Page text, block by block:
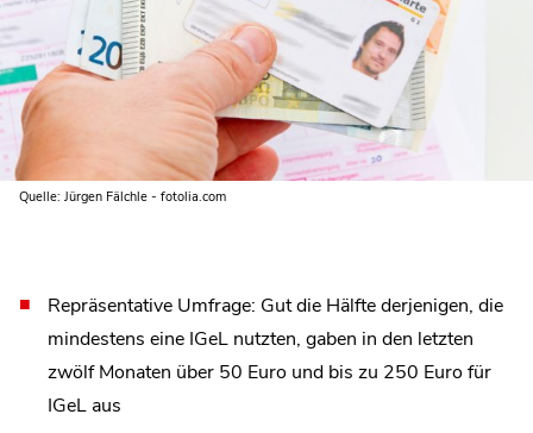
Quelle: Jürgen Fälchle - fotolia.com
Repräsentative Umfrage: Gut die Hälfte derjenigen, die
mindestens eine IGeL nutzten, gaben in den letzten
zwölf Monaten über 50 Euro und bis zu 250 Euro für
IGeL aus